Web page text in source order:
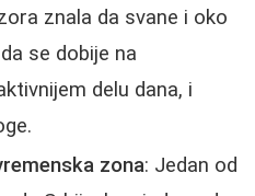
znala da svane i oko
se dobije na
delu dana, i
zona: Jedan od